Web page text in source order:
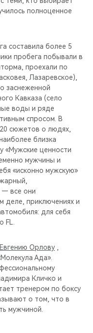
полноценное
составила более 5
пробега побывали в
проехали по
Лазаревское),
заснеженной
Кавказа (село
воды и ряде
спросом. В
сюжетов о людях,
близка
«Мужские ценности
мужчины и
«исконно мужскую»
— все они
деле, приключениях и
для себя
FL.
Евгению Орлову
Ада».
Кличко и
тренером по боксу
о том, что в
мужчиной.